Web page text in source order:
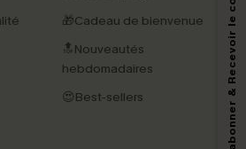
🎁Cadeau de bienvenue
🔝Nouveautés
hebdomadaires
😍Best-sellers
e-mail, vous acceptez de recevoir des e-mails
généré par l'IA) de Cupshe et
de nos
collectées sur notre site ainsi que des
S'abonner & Recevoir le code